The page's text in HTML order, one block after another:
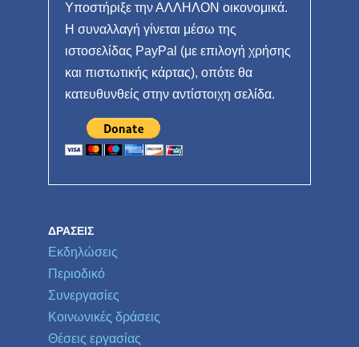
Υποστήριξε την ΑΛΛΗΛΟΝ οικονομικά.
Η συναλλαγή γίνεται μέσω της
ιστοσελίδας PayPal (με επιλογή χρήσης
και πιστωτικής κάρτας), οπότε θα
κατευθυνθείς στην αντίστοιχη σελίδα.
ΔΡΆΣΕΙΣ
Εκδηλώσεις
Περιοδικό
Συνεργασίες
Κοινωνικές δράσεις
Θέσεις εργασίας